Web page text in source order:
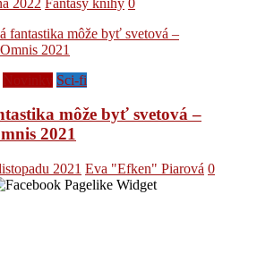
Sci-fi
môže byť svetová –
2021
2021 Eva "Efken" Piarová 0